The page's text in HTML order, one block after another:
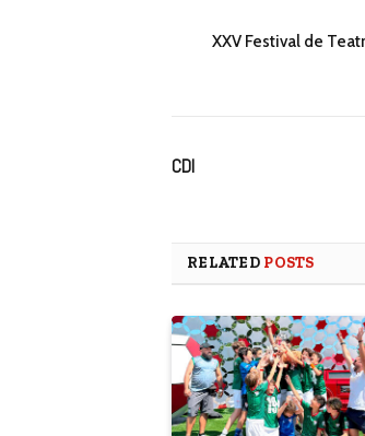
XXV Festival de
CDI
RELATED POSTS